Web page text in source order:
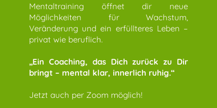
Mentaltraining öffnet dir neue
Möglichkeiten für Wachstum,
Veränderung und ein erfüllteres Leben –
privat wie beruflich.
„Ein Coaching, das Dich zurück zu Dir
bringt – mental klar, innerlich ruhig.“
Jetzt auch per Zoom möglich!